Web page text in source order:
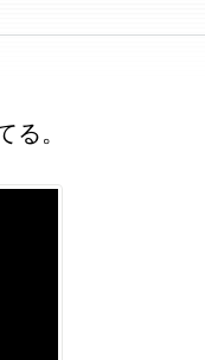
る。